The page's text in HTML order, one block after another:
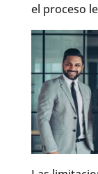
el proceso